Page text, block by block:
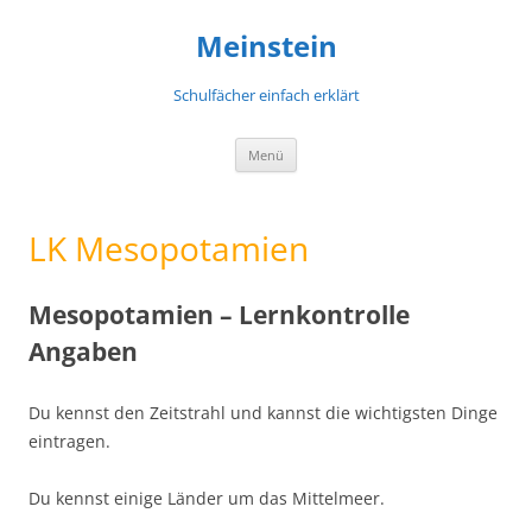
Meinstein
Schulfächer einfach erklärt
Menü
LK Mesopotamien
Mesopotamien – Lernkontrolle
Angaben
Du kennst den Zeitstrahl und kannst die wichtigsten Dinge
eintragen.
Du kennst einige Länder um das Mittelmeer.